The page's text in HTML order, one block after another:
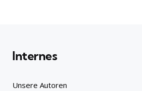
Internes
Unsere Autoren